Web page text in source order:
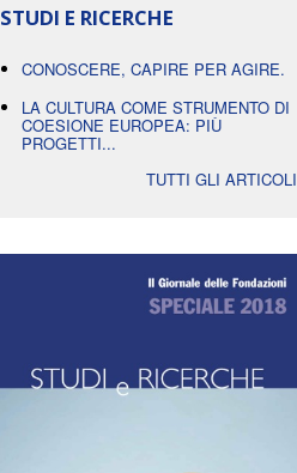
STUDI E RICERCHE
CONOSCERE, CAPIRE PER AGIRE.
LA CULTURA COME STRUMENTO DI
COESIONE EUROPEA: PIÙ
PROGETTI...
TUTTI GLI ARTICOLI